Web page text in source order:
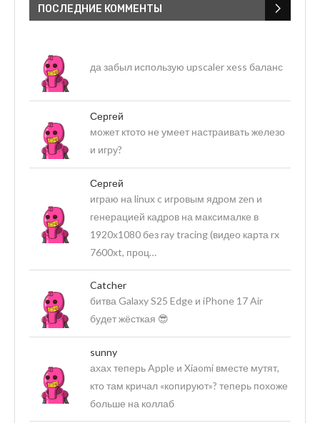
ПОСЛЕДНИЕ КОММЕНТЫ
да забыл использую upscaler xess баланс
Сергей
может ктото не умеет настраивать железо
и игру?
Сергей
играю на linux c игровым ядром zen и
генерацией кадров на максималке в
1920х1080 без ray tracing (видео карта rx
7600xt, проц…
Catcher
битва Galaxy S25 Edge и iPhone 17 Air
будет жёсткая 😎
sunny
ахах теперь Apple и Xiaomi вместе мутят,
кто там кричал «копируют»? теперь похоже
больше на коллаб